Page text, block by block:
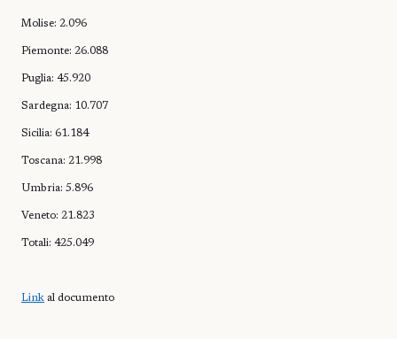
Molise: 2.096
Piemonte: 26.088
Puglia: 45.920
Sardegna: 10.707
Sicilia: 61.184
Toscana: 21.998
Umbria: 5.896
Veneto: 21.823
Totali: 425.049
Link al documento